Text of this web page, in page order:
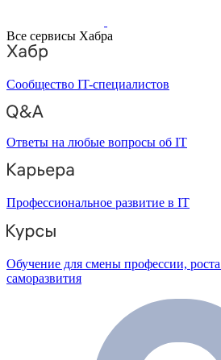
Все сервисы Хабра
Сообщество IT-специалистов
Ответы на любые вопросы об IT
Профессиональное развитие в IT
Обучение для смены профессии, роста
саморазвития